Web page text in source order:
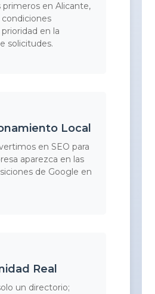
primeros en Alicante,
en la
solicitudes.
Local
en SEO para
aparezca en las
de Google en
Real
un directorio;